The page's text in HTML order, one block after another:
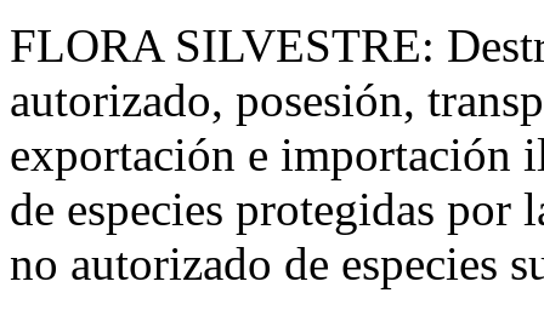
FLORA SILVESTRE:
autorizado, posesión,
exportación e importación
de especies protegidas
no autorizado de especies